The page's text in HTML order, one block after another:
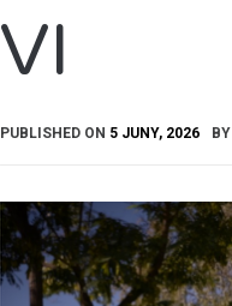
VI
PUBLISHED ON 5 JUNY, 2026 BY